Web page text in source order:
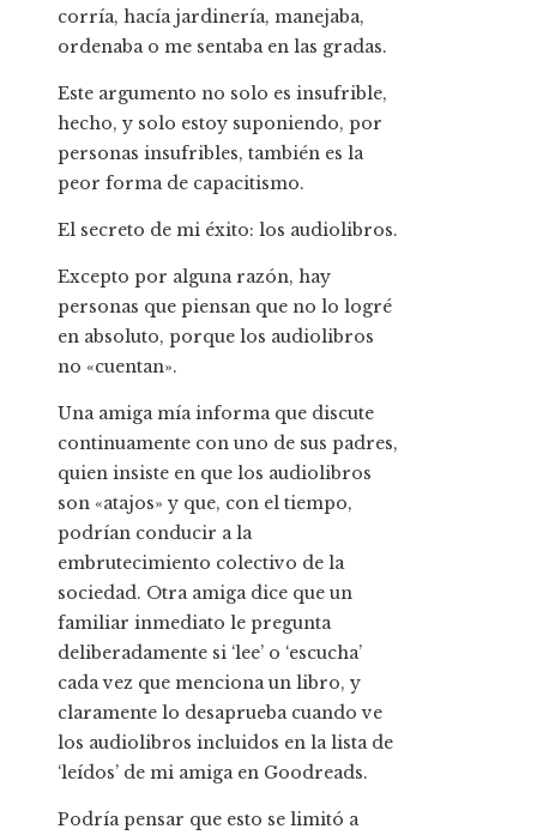
corría, hacía jardinería, manejaba,
ordenaba o me sentaba en las gradas.
Este argumento no solo es insufrible,
hecho, y solo estoy suponiendo, por
personas insufribles, también es la
peor forma de capacitismo.
El secreto de mi éxito: los audiolibros.
Excepto por alguna razón, hay
personas que piensan que no lo logré
en absoluto, porque los audiolibros
no «cuentan».
Una amiga mía informa que discute
continuamente con uno de sus padres,
quien insiste en que los audiolibros
son «atajos» y que, con el tiempo,
podrían conducir a la
embrutecimiento colectivo de la
sociedad. Otra amiga dice que un
familiar inmediato le pregunta
deliberadamente si ‘lee’ o ‘escucha’
cada vez que menciona un libro, y
claramente lo desaprueba cuando ve
los audiolibros incluidos en la lista de
‘leídos’ de mi amiga en Goodreads.
Podría pensar que esto se limitó a